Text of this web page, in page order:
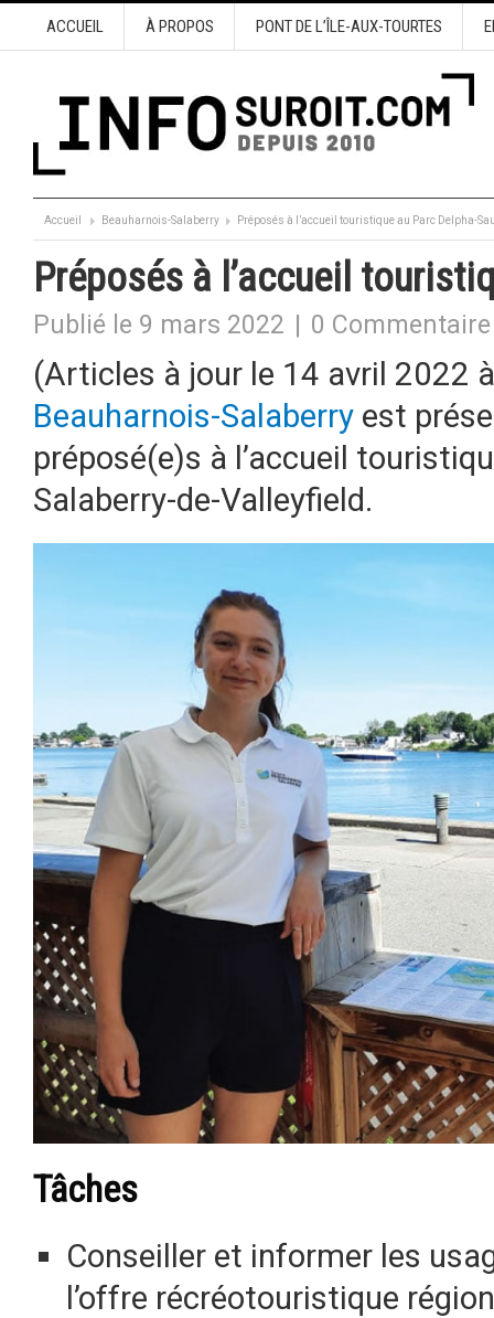
ACCUEIL À PROPOS PONT DE L’ÎLE-AUX-TOURTES
Accueil Beauharnois-Salaberry Préposés à l’accueil touristique au Parc Delpha-
Préposés à l’accueil
Publié le 9 mars 2022 0 Commentaire
(Articles à jour le 14 avril 2022
Beauharnois-Salaberry est
préposé(e)s à l’accueil
Salaberry-de-Valleyfield.
Tâches
Conseiller et informer les
l’offre récréotouristique